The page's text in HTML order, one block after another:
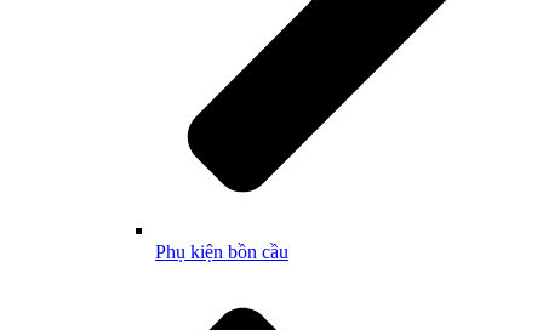
Phụ kiện bồn cầu